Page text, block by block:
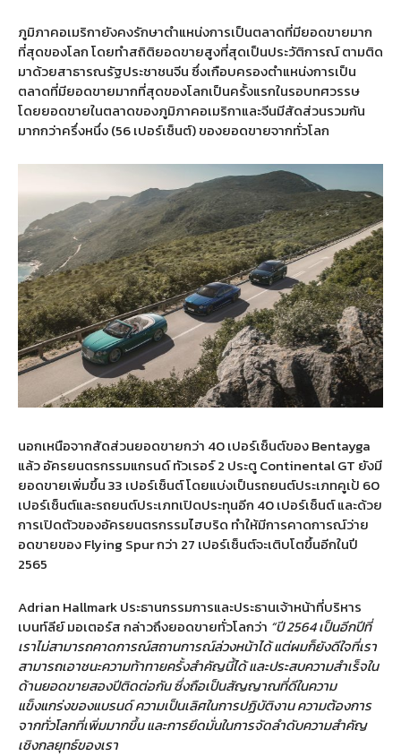
ภูมิภาคอเมริกายังคงรักษาตำแหน่งการเป็นตลาดที่มียอดขายมาก
ที่สุดของโลก โดยทำสถิติยอดขายสูงที่สุดเป็นประวัติการณ์ ตามติด
มาด้วยสาธารณรัฐประชาชนจีน ซึ่งเกือบครองตำแหน่งการเป็น
ตลาดที่มียอดขายมากที่สุดของโลกเป็นครั้งแรกในรอบทศวรรษ
โดยยอดขายในตลาดของภูมิภาคอเมริกาและจีนมีสัดส่วนรวมกัน
มากกว่าครึ่งหนึ่ง (56 เปอร์เซ็นต์) ของยอดขายจากทั่วโลก
นอกเหนือจากสัดส่วนยอดขายกว่า 40 เปอร์เซ็นต์ของ Bentayga
แล้ว อัครยนตรกรรมแกรนด์ ทัวเรอร์ 2 ประตู Continental GT ยังมี
ยอดขายเพิ่มขึ้น 33 เปอร์เซ็นต์ โดยแบ่งเป็นรถยนต์ประเภทคูเป้ 60
เปอร์เซ็นต์และรถยนต์ประเภทเปิดประทุนอีก 40 เปอร์เซ็นต์ และด้วย
การเปิดตัวของอัครยนตรกรรมไฮบริด ทำให้มีการคาดการณ์ว่าย
อดขายของ Flying Spur กว่า 27 เปอร์เซ็นต์จะเติบโตขึ้นอีกในปี
2565
Adrian Hallmark ประธานกรรมการและประธานเจ้าหน้าที่บริหาร
เบนท์ลีย์ มอเตอร์ส กล่าวถึงยอดขายทั่วโลกว่า “ปี 2564 เป็นอีกปีที่
เราไม่สามารถคาดการณ์สถานการณ์ล่วงหน้าได้ แต่ผมก็ยังดีใจที่เรา
สามารถเอาชนะความท้าทายครั้งสำคัญนี้ได้ และประสบความสำเร็จใน
ด้านยอดขายสองปีติดต่อกัน ซึ่งถือเป็นสัญญาณที่ดีในความ
แข็งแกร่งของแบรนด์ ความเป็นเลิศในการปฏิบัติงาน ความต้องการ
จากทั่วโลกที่เพิ่มมากขึ้น และการยึดมั่นในการจัดลำดับความสำคัญ
เชิงกลยุทธ์ของเรา